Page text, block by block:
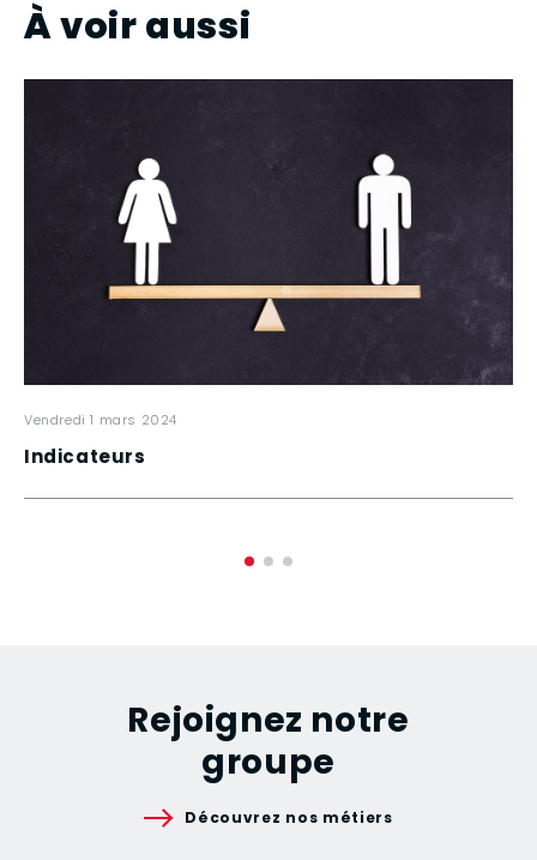
À voir aussi
vendredi 1 mars 2024
Indicateurs
Rejoignez notre
groupe
Découvrez nos métiers